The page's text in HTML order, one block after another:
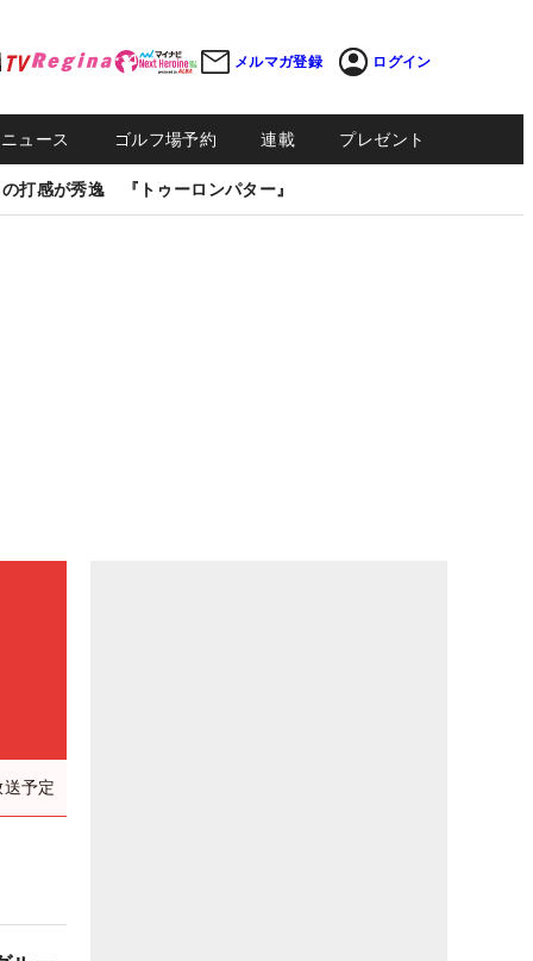
メルマガ登録 ログイン
ュース ゴルフ場予約 連載 プレゼント
打感が秀逸 『トゥーロンパター』
予定